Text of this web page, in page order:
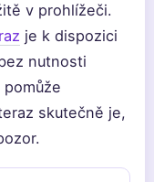
v prohlížeči.
je k dispozici
nutnosti
skutečně je,